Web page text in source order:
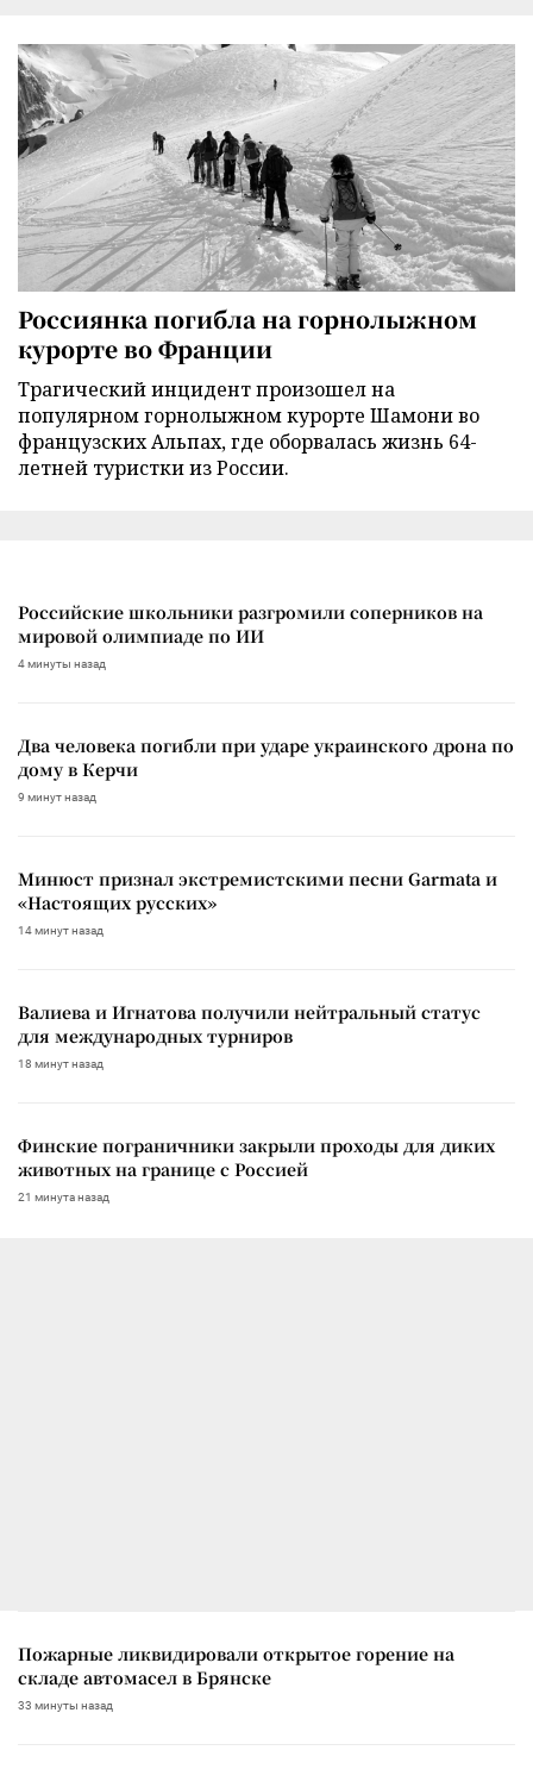
Россиянка погибла на горнолыжном
курорте во Франции
Трагический инцидент произошел на
популярном горнолыжном курорте Шамони во
французских Альпах, где оборвалась жизнь 64-
летней туристки из России.
Российские школьники разгромили соперников на
мировой олимпиаде по ИИ
4 минуты назад
Два человека погибли при ударе украинского дрона по
дому в Керчи
9 минут назад
Минюст признал экстремистскими песни Garmata и
«Настоящих русских»
14 минут назад
Валиева и Игнатова получили нейтральный статус
для международных турниров
18 минут назад
Финские пограничники закрыли проходы для диких
животных на границе с Россией
21 минута назад
Пожарные ликвидировали открытое горение на
складе автомасел в Брянске
33 минуты назад